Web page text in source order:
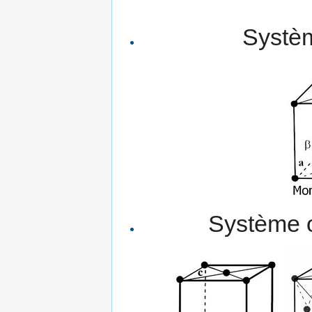
Système